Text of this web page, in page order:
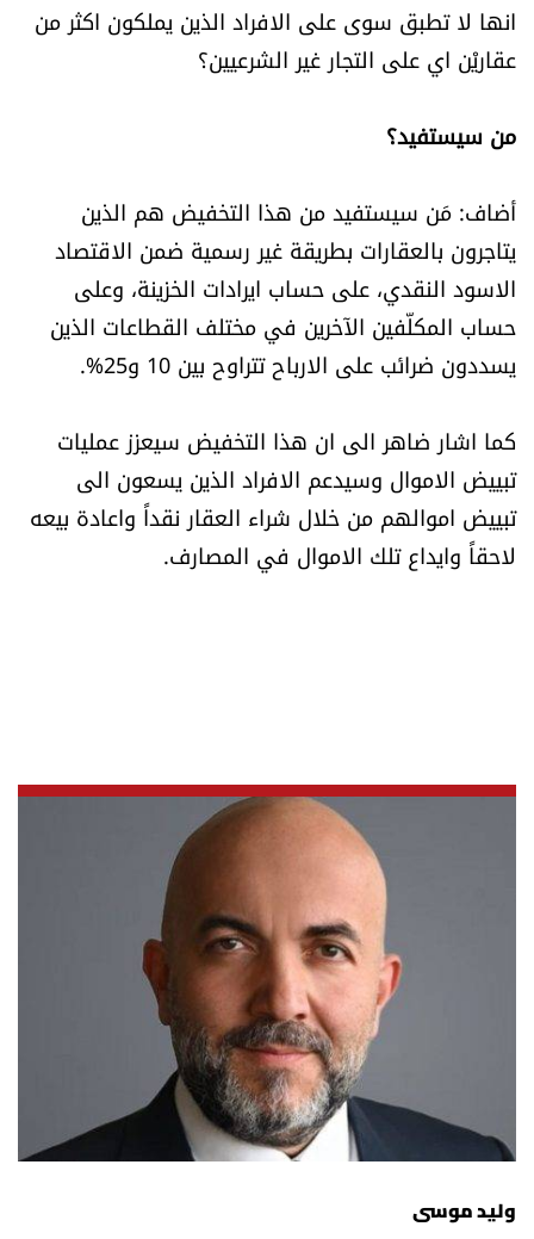
انها لا تطبق سوى على الافراد الذين يملكون اكثر من
عقاريْن اي على التجار غير الشرعيين؟
من سيستفيد؟
أضاف: مَن سيستفيد من هذا التخفيض هم الذين
يتاجرون بالعقارات بطريقة غير رسمية ضمن الاقتصاد
الاسود النقدي، على حساب ايرادات الخزينة، وعلى
حساب المكلّفين الآخرين في مختلف القطاعات الذين
يسددون ضرائب على الارباح تتراوح بين 10 و25%.
كما اشار ضاهر الى ان هذا التخفيض سيعزز عمليات
تبييض الاموال وسيدعم الافراد الذين يسعون الى
تبييض اموالهم من خلال شراء العقار نقداً واعادة بيعه
لاحقاً وايداع تلك الاموال في المصارف.
وليد موسى